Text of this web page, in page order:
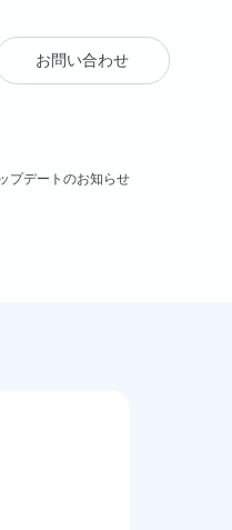
お問い合わせ
プデートのお知らせ